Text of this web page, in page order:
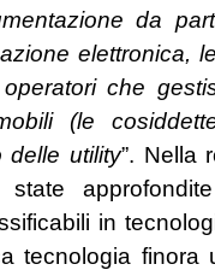
da
elettronica,
che
(le
delle utility”. Nella
state
in
tecnologia